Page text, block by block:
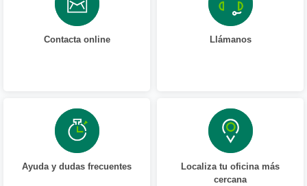
Contacta online Llámanos
Ayuda y dudas frecuentes
Localiza tu oficina más
cercana